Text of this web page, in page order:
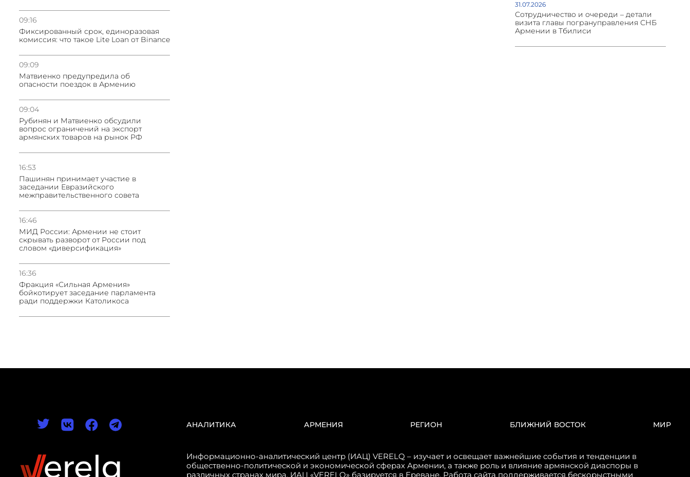
09:16
Фиксированный срок, единоразовая
комиссия: что такое Lite Loan от Binance
09:09
Матвиенко предупредила об
опасности поездок в Армению
09:04
Рубинян и Матвиенко обсудили
вопрос ограничений на экспорт
армянских товаров на рынок РФ
16:53
Пашинян принимает участие в
заседании Евразийского
межправительственного совета
16:46
МИД России: Армении не стоит
скрывать разворот от России под
словом «диверсификация»
16:36
Фракция «Сильная Армения»
бойкотирует заседание парламента
ради поддержки Католикоса
31.07.2026
Сотрудничество и очереди – детали
визита главы погрануправления СНБ
Армении в Тбилиси
АНАЛИТИКА АРМЕНИЯ РЕГИОН БЛИЖНИЙ ВОСТОК МИР
Информационно-аналитический центр (ИАЦ) VERELQ – изучает и освещает важнейшие события и тенденции в
общественно-политической и экономической сферах Армении, а также роль и влияние армянской диаспоры в
различных странах мира. ИАЦ «VERELQ» базируется в Ереване. Работа сайта поддерживается бескорыстными